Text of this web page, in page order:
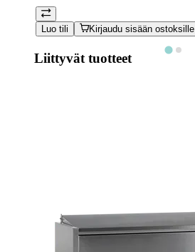
Luo tili Kirjaudu sisään ostoksille
Liittyvät tuotteet